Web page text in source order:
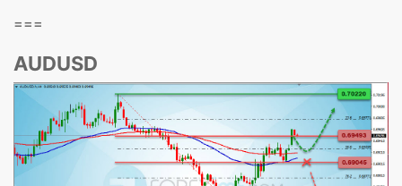
===
AUDUSD